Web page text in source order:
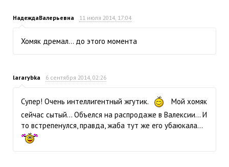
НадеждаВалерьевна 11 июля 2014, 17:04
Хомяк дремал… до этого момента
lararybka 6 сентября 2014, 02:26
Супер! Очень интеллигентный жгутик.
Мой хомяк
сейчас сытый… Объелся на распродаже в Валексии… И
то встрепенулся, правда, жаба тут же его убаюкала...